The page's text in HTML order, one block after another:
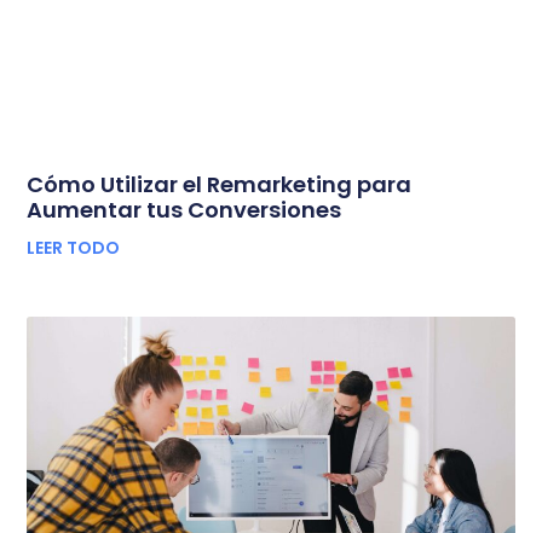
Cómo Utilizar el Remarketing para
Aumentar tus Conversiones
LEER TODO